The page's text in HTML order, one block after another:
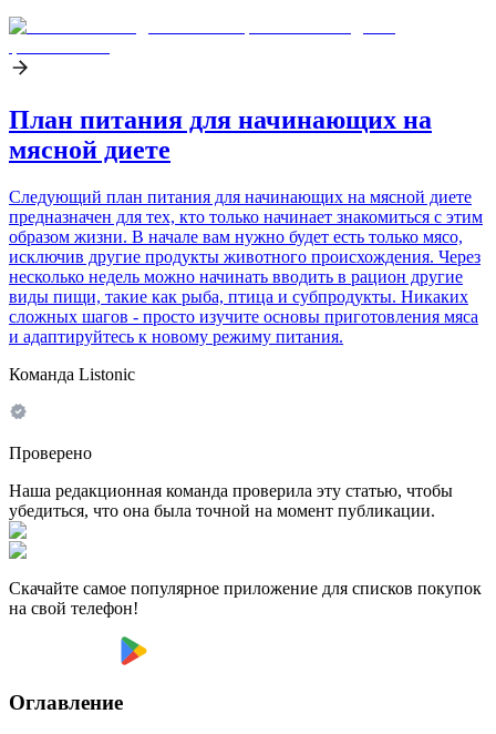
План питания для начинающих на
мясной диете
Следующий план питания для начинающих на мясной диете
предназначен для тех, кто только начинает знакомиться с этим
образом жизни. В начале вам нужно будет есть только мясо,
исключив другие продукты животного происхождения. Через
несколько недель можно начинать вводить в рацион другие
виды пищи, такие как рыба, птица и субпродукты. Никаких
сложных шагов - просто изучите основы приготовления мяса
и адаптируйтесь к новому режиму питания.
Команда Listonic
Проверено
Наша редакционная команда проверила эту статью, чтобы
убедиться, что она была точной на момент публикации.
Скачайте самое популярное приложение для списков покупок
на свой телефон!
Оглавление